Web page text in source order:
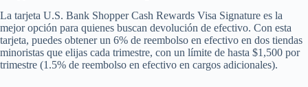
La tarjeta U.S. Bank Shopper Cash Rewards Visa Signature es la
mejor opción para quienes buscan devolución de efectivo. Con esta
tarjeta, puedes obtener un 6% de reembolso en efectivo en dos tiendas
minoristas que elijas cada trimestre, con un límite de hasta $1,500 por
trimestre (1.5% de reembolso en efectivo en cargos adicionales).